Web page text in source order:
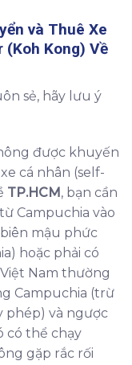
và Thuê Xe
(Koh Kong) Về
sẻ, hãy lưu ý
được khuyến
cá nhân (self-
TP.HCM , bạn cần
Campuchia vào
mậu phức
hoặc phải có
Nam thường
Campuchia (trừ
phép) và ngược
có thể chạy
gặp rắc rối